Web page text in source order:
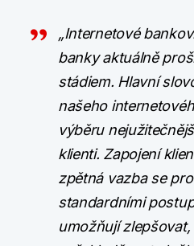
„Internetové
banky aktuálně
stádiem. Hlavní
našeho
výběru
klienti. Zapojení
zpětná vazba se
standardními
umožňují